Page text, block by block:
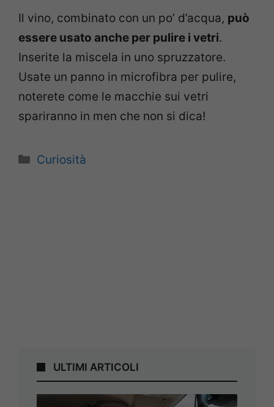
Il vino, combinato con un po’ d’acqua, può
essere usato anche per pulire i vetri.
Inserite la miscela in uno spruzzatore.
Usate un panno in microfibra per pulire,
noterete come le macchie sui vetri
spariranno in men che non si dica!
Categorie
Curiosità
ULTIMI ARTICOLI